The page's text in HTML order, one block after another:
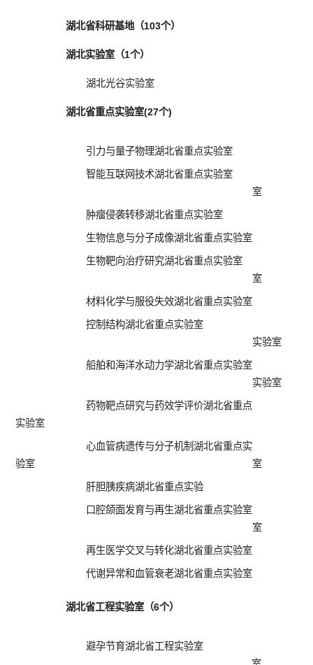
湖北省科研基地（103个）
湖北实验室（1个）
湖北光谷实验室
湖北省重点实验室(27个)
引力与量子物理湖北省重点实验室
智能互联网技术湖北省重点实验室
室
肿瘤侵袭转移湖北省重点实验室
生物信息与分子成像湖北省重点实验室
生物靶向治疗研究湖北省重点实验室
室
材料化学与服役失效湖北省重点实验室
控制结构湖北省重点实验室
实验室
船舶和海洋水动力学湖北省重点实验室
实验室
药物靶点研究与药效学评价湖北省重点
实验室
心血管病遗传与分子机制湖北省重点实
验室
室
肝胆胰疾病湖北省重点实验
口腔颌面发育与再生湖北省重点实验室
室
再生医学交叉与转化湖北省重点实验室
代谢异常和血管衰老湖北省重点实验室
湖北省工程实验室（6个）
避孕节育湖北省工程实验室